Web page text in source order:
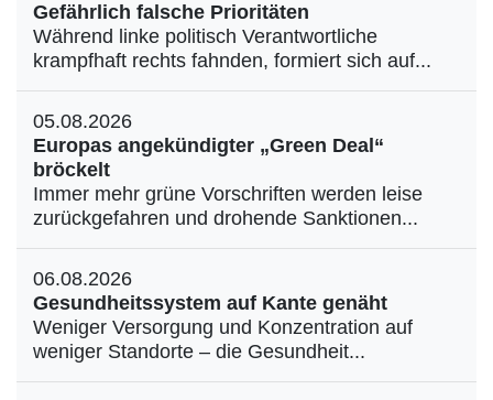
Gefährlich falsche Prioritäten
Während linke politisch Verantwortliche
krampfhaft rechts fahnden, formiert sich auf...
05.08.2026
Europas angekündigter „Green Deal“
bröckelt
Immer mehr grüne Vorschriften werden leise
zurückgefahren und drohende Sanktionen...
06.08.2026
Gesundheitssystem auf Kante genäht
Weniger Versorgung und Konzentration auf
weniger Standorte – die Gesundheit...